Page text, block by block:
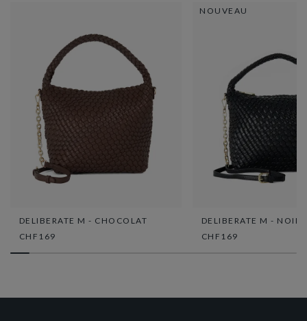
DELIBERATE M - CHOCOLAT
CHF169
NOUVEAU
DELIBERATE M - NOIR
CHF169